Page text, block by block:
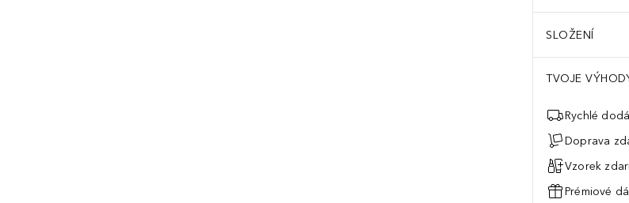
SLOŽENÍ
TVOJE
Rychlé
Doprava
Vzorek
Prémiové